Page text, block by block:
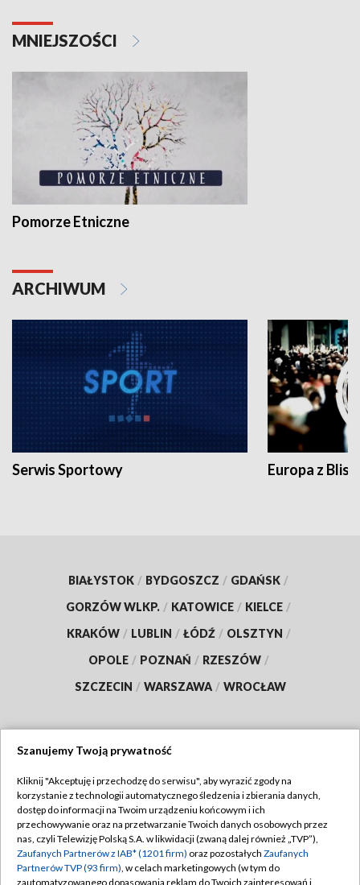
MNIEJSZOŚCI
Pomorze Etniczne
ARCHIWUM
Serwis Sportowy Europa z
BIAŁYSTOK / BYDGOSZCZ / GDAŃSK /
GORZÓW WLKP. / KATOWICE / KIELCE /
KRAKÓW / LUBLIN / ŁÓDŹ / OLSZTYN /
OPOLE / POZNAŃ / RZESZÓW /
SZCZECIN / WARSZAWA / WROCŁAW
TVP
Abonament TVP
Emisja w TVP
Centrum informacji TVP
Regulamin TVP
Polityka prywatności
Moje zgody
Szanujemy Twoją prywatność
Kliknij "Akceptuję i przechodzę do serwisu", aby wyrazić zgody na
korzystanie z technologii automatycznego śledzenia i zbierania danych,
dostęp do informacji na Twoim urządzeniu końcowym i ich
przechowywanie oraz na przetwarzanie Twoich danych osobowych przez
nas, czyli Telewizję Polską S.A. w likwidacji (zwaną dalej również „TVP”),
Zaufanych Partnerów z IAB* (1201 firm) oraz pozostałych Zaufanych
Partnerów TVP (93 firm), w celach marketingowych (w tym do
zautomatyzowanego dopasowania reklam do Twoich zainteresowań i